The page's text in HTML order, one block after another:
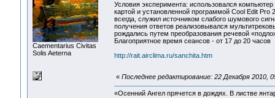
Сaementarius Civitas
Solis Aeterna
Условия эксперимента: использовался
картой и установленной программой Cool Edit
всегда, служил источником слабого шумового
получения ответов реализовывался
рождались путем преобразования речевой
Благоприятное время сеансов - от 17 до 20 часов
http://rait.airclima.ru/sanchita.htm
« Последнее редактирование: 22 Декабря 2010,
«Осенний Ангел прячется в дождях. В листве